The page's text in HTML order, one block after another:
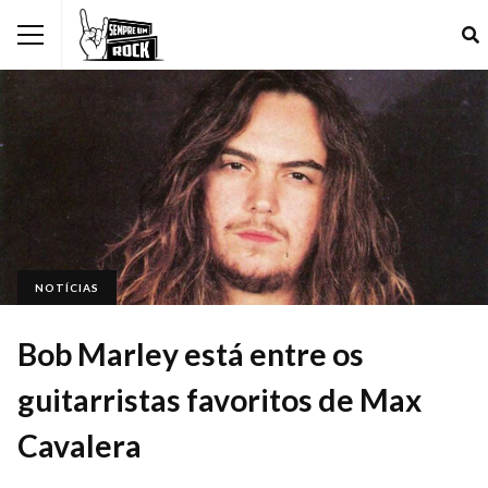
NOTÍCIAS
Bob Marley está entre os
guitarristas favoritos de Max
Cavalera